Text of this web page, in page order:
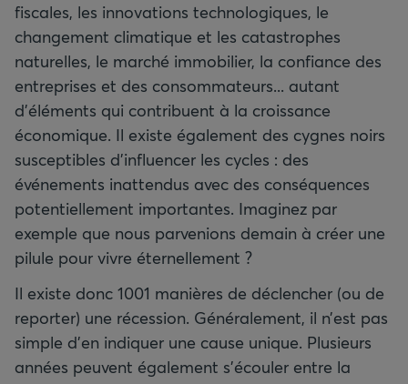
fiscales, les innovations technologiques, le
changement climatique et les catastrophes
naturelles, le marché immobilier, la confiance des
entreprises et des consommateurs... autant
d’éléments qui contribuent à la croissance
économique. Il existe également des cygnes noirs
susceptibles d’influencer les cycles : des
événements inattendus avec des conséquences
potentiellement importantes. Imaginez par
exemple que nous parvenions demain à créer une
pilule pour vivre éternellement ?
Il existe donc 1001 manières de déclencher (ou de
reporter) une récession. Généralement, il n’est pas
simple d’en indiquer une cause unique. Plusieurs
années peuvent également s’écouler entre la